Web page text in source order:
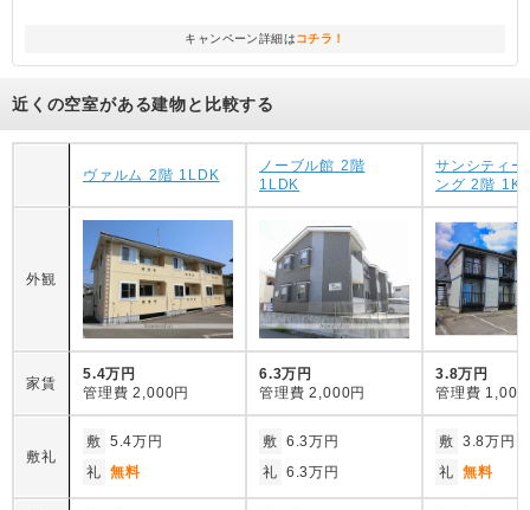
キャンペーン詳細はコチラ！
近くの空室がある建物と比較する
ヴァルム 2階 1LDK
ノーブル館 2階
1LDK
サンシティー
ング 2階 1K
外観
家賃
5.4万円
管理費 2,000円
6.3万円
管理費 2,000円
3.8万円
管理費 1,000
敷礼
敷 5.4万円
礼 無料
敷 6.3万円
礼 6.3万円
敷 3.8万円
礼 無料